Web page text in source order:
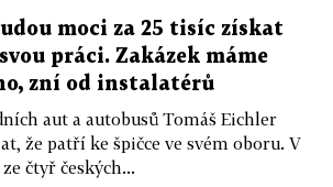
moci za 25 tisíc získat
práci. Zakázek máme
zní od instalatérů
aut a autobusů Tomáš Eichler
že patří ke špičce ve svém oboru. V
čtyř českých...